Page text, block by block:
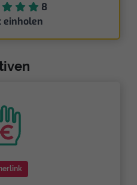
8
einholen